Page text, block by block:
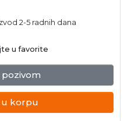
2-5 radnih dana
u favorite
u korpu